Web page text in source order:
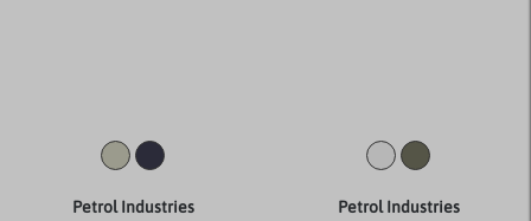
Petrol Industries Petrol Industries